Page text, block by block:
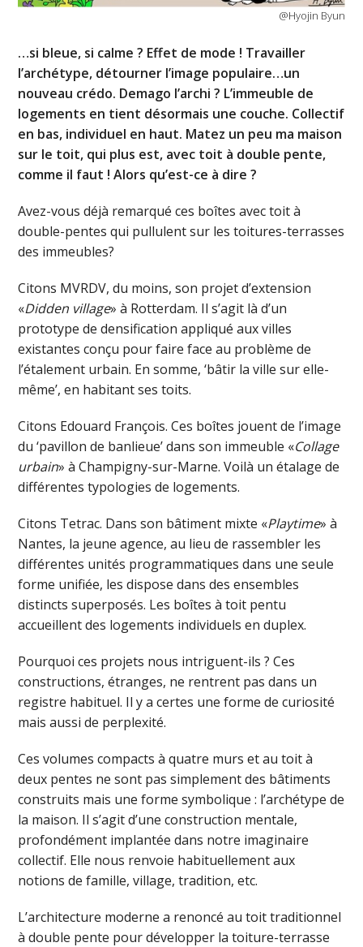
@Hyojin Byun
…si bleue, si calme ? Effet de mode ! Travailler
l’archétype, détourner l’image populaire…un
nouveau crédo. Demago l’archi ? L’immeuble de
logements en tient désormais une couche. Collectif
en bas, individuel en haut. Matez un peu ma maison
sur le toit, qui plus est, avec toit à double pente,
comme il faut ! Alors qu’est-ce à dire ?
Avez-vous déjà remarqué ces boîtes avec toit à
double-pentes qui pullulent sur les toitures-terrasses
des immeubles?
Citons MVRDV, du moins, son projet d’extension
«Didden village» à Rotterdam. Il s’agit là d’un
prototype de densification appliqué aux villes
existantes conçu pour faire face au problème de
l’étalement urbain. En somme, ‘bâtir la ville sur elle-
même’, en habitant ses toits.
Citons Edouard François. Ces boîtes jouent de l’image
du ‘pavillon de banlieue’ dans son immeuble «Collage
urbain» à Champigny-sur-Marne. Voilà un étalage de
différentes typologies de logements.
Citons Tetrac. Dans son bâtiment mixte «Playtime» à
Nantes, la jeune agence, au lieu de rassembler les
différentes unités programmatiques dans une seule
forme unifiée, les dispose dans des ensembles
distincts superposés. Les boîtes à toit pentu
accueillent des logements individuels en duplex.
Pourquoi ces projets nous intriguent-ils ? Ces
constructions, étranges, ne rentrent pas dans un
registre habituel. Il y a certes une forme de curiosité
mais aussi de perplexité.
Ces volumes compacts à quatre murs et au toit à
deux pentes ne sont pas simplement des bâtiments
construits mais une forme symbolique : l’archétype de
la maison. Il s’agit d’une construction mentale,
profondément implantée dans notre imaginaire
collectif. Elle nous renvoie habituellement aux
notions de famille, village, tradition, etc.
L’architecture moderne a renoncé au toit traditionnel
à double pente pour développer la toiture-terrasse